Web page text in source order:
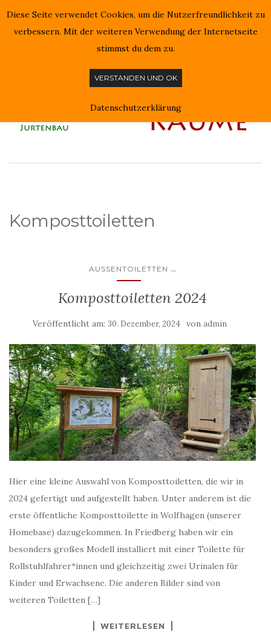
NAVIGATION EIN-/AUSSCHALTEN
Komposttoiletten
AUSSENTOILETTEN ...
Komposttoiletten 2024
Veröffentlicht am: 30. Dezember, 2024 von admin
Hier eine kleine Auswahl von Komposttoiletten, die wir in
2024 gefertigt und aufgestellt haben. Unter anderem ist die
erste öffentliche Komposttoilette in Wolfhagen (unserer
Homebase) dazugekommen. In Friedberg haben wir ein
besonders großes Modell installiert mit einer Toilette für
Rollstuhlfahrer*innen und gleichzeitig zwei Urinalen für
Kinder und Erwachsene. Die anderen Bilder sind von
weiteren Toiletten […]
WEITERLESEN
Diese Seite verwendet Cookies, um die Nutzerfreundlichkeit zu
verbessern. Mit der weiteren Verwendung der Internetseite
stimmst du dem zu.
VERSTANDEN UND OK
Datenschutzerklärung